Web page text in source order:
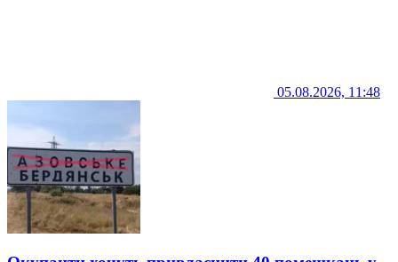
05.08.2026, 11:48